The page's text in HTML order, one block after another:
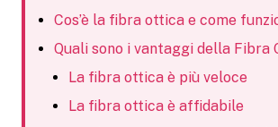
Cos’è la fibra ottica e come
Quali sono i vantaggi della Fibra
La fibra ottica è più veloce
La fibra ottica è affidabile